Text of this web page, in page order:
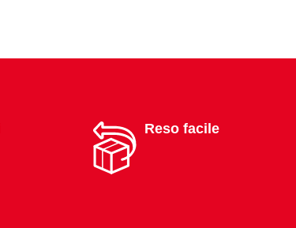
Reso facile